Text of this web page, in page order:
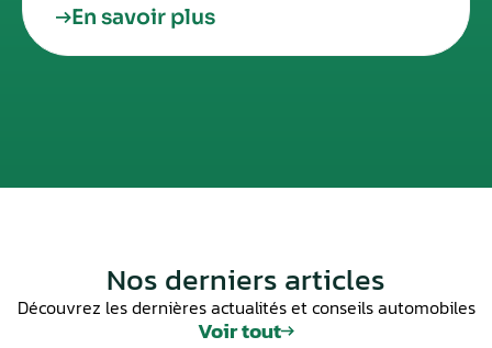
En savoir plus
Nos derniers articles
Découvrez les dernières actualités et conseils automobiles
Voir tout